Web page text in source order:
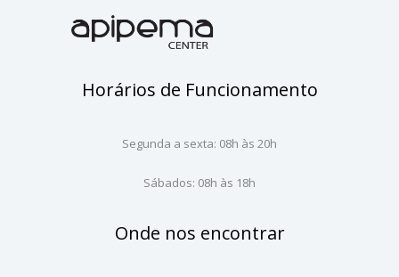
Horários de Funcionamento
Segunda a sexta: 08h às 20h
Sábados: 08h às 18h
Onde nos encontrar